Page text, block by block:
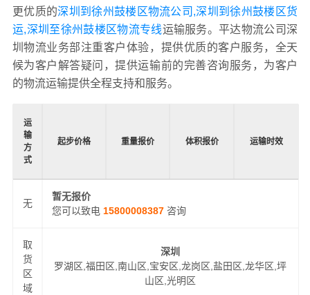
更优质的深圳到徐州鼓楼区物流公司,深圳到徐州鼓楼区货
运,深圳至徐州鼓楼区物流专线运输服务。平达物流公司深
圳物流业务部注重客户体验，提供优质的客户服务，全天
候为客户解答疑问，提供运输前的完善咨询服务，为客户
的物流运输提供全程支持和服务。
运
输
方
式
起步价格 重量报价 体积报价 运输时效
无
暂无报价
您可以致电 15800008387 咨询
取
货
区
域
深圳
罗湖区,福田区,南山区,宝安区,龙岗区,盐田区,龙华区,坪
山区,光明区